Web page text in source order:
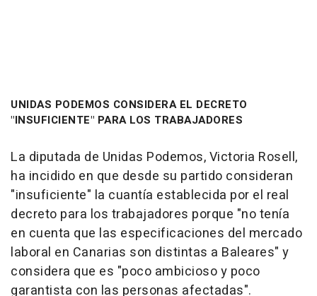
UNIDAS PODEMOS CONSIDERA EL DECRETO
"INSUFICIENTE" PARA LOS TRABAJADORES
La diputada de Unidas Podemos, Victoria Rosell,
ha incidido en que desde su partido consideran
"insuficiente" la cuantía establecida por el real
decreto para los trabajadores porque "no tenía
en cuenta que las especificaciones del mercado
laboral en Canarias son distintas a Baleares" y
considera que es "poco ambicioso y poco
garantista con las personas afectadas".